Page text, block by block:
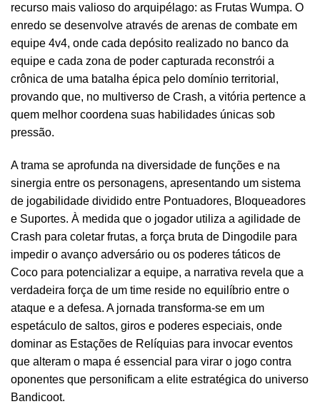
recurso mais valioso do arquipélago: as Frutas Wumpa. O
enredo se desenvolve através de arenas de combate em
equipe 4v4, onde cada depósito realizado no banco da
equipe e cada zona de poder capturada reconstrói a
crônica de uma batalha épica pelo domínio territorial,
provando que, no multiverso de Crash, a vitória pertence a
quem melhor coordena suas habilidades únicas sob
pressão.
A trama se aprofunda na diversidade de funções e na
sinergia entre os personagens, apresentando um sistema
de jogabilidade dividido entre Pontuadores, Bloqueadores
e Suportes. À medida que o jogador utiliza a agilidade de
Crash para coletar frutas, a força bruta de Dingodile para
impedir o avanço adversário ou os poderes táticos de
Coco para potencializar a equipe, a narrativa revela que a
verdadeira força de um time reside no equilíbrio entre o
ataque e a defesa. A jornada transforma-se em um
espetáculo de saltos, giros e poderes especiais, onde
dominar as Estações de Relíquias para invocar eventos
que alteram o mapa é essencial para virar o jogo contra
oponentes que personificam a elite estratégica do universo
Bandicoot.